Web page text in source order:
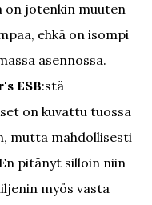
on jotenkin muuten
ehkä on isompi
asennossa.
ESB:stä
on kuvattu tuossa
mutta mahdollisesti
pitänyt silloin niin
myös vasta